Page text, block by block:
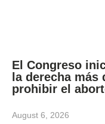
El Congreso
la derecha
prohibir el
August 6, 2026